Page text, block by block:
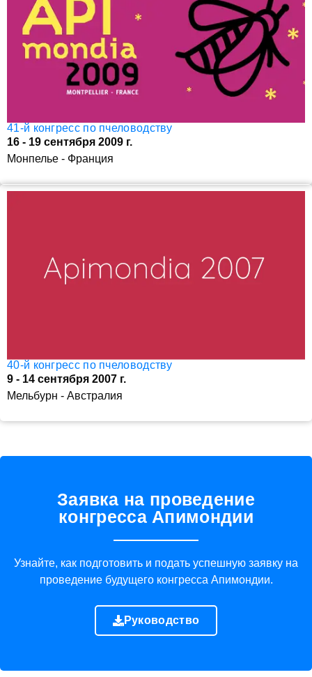
41-й конгресс по пчеловодству
16 - 19 сентября 2009 г.
Монпелье - Франция
40-й конгресс по пчеловодству
9 - 14 сентября 2007 г.
Мельбурн - Австралия
Заявка на проведение
конгресса Апимондии
Узнайте, как подготовить и подать успешную заявку на
проведение будущего конгресса Апимондии.
Руководство